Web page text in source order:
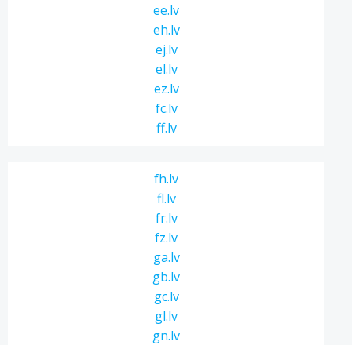
ee.lv
eh.lv
ej.lv
el.lv
ez.lv
fc.lv
ff.lv
fh.lv
fl.lv
fr.lv
fz.lv
ga.lv
gb.lv
gc.lv
gl.lv
gn.lv